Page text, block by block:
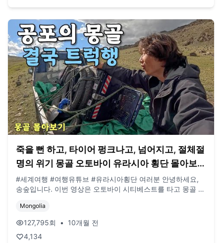
죽을 뻔 하고, 타이어 펑크나고, 넘어지고, 절체절
명의 위기 몽골 오토바이 유라시아 횡단 몰아보기
(유라시아 🇲🇳)
#세계여행 #여행유튜브 #유라시아횡단 여러분 안녕하세요,
송숲입니다. 이번 영상은 오토바이 시티베스트를 타고 몽골 몰
행복한 하루 보내시길 바랍니다. 오늘도 사랑합니다. 비즈니
스 이메일: biz@companyboat.com 개인 이메일:
dlstjr8585@naver.com 인스타그램: song_forest 카메라:
GoPro12 black, Iphone 13 드론: DJI Mini Pro3
Mongolia
127,795회 •
10개월 전
4,134